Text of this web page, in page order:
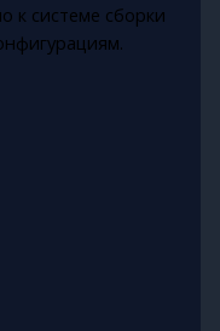
к системе сборки